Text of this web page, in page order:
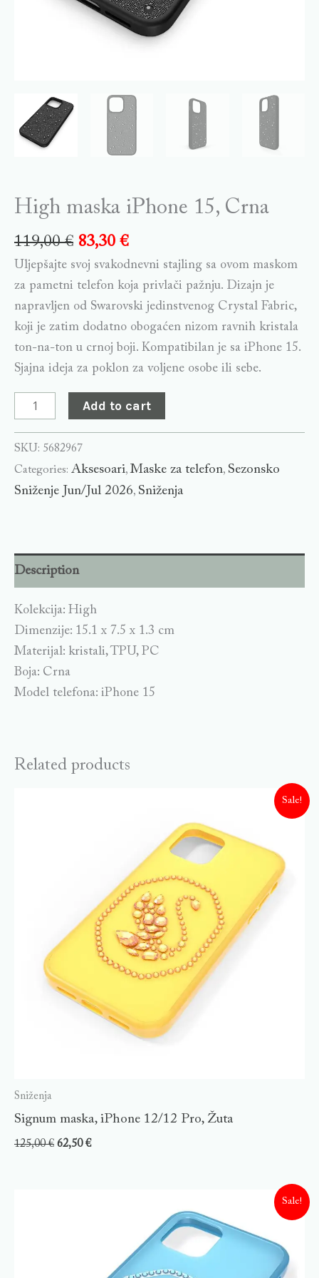
High maska iPhone 15, Crna
119,00€ 83,30 €
Uljepšajte svoj svakodnevni stajling sa ovom maskom
za pametni telefon koja privlači pažnju. Dizajn je
napravljen od Swarovski jedinstvenog Crystal Fabric,
koji je zatim dodatno obogaćen nizom ravnih kristala
ton-na-ton u crnoj boji. Kompatibilan je sa iPhone 15.
Sjajna ideja za poklon za voljene osobe ili sebe.
Add to cart
SKU: 5682967
Categories: Aksesoari,Maske za telefon, Sezonsko
Sniženje Jun/Jul 2026, Sniženja
Description
Kolekcija: High
Dimenzije: 15.1 x 7.5 x 1.3 cm
Materijal: kristali, TPU, PC
Boja: Crna
Model telefona: iPhone 15
Related products
Sale!
Sniženja
Signum maska, iPhone 12/12 Pro, Žuta
125,00€ 62,50€
Sale!